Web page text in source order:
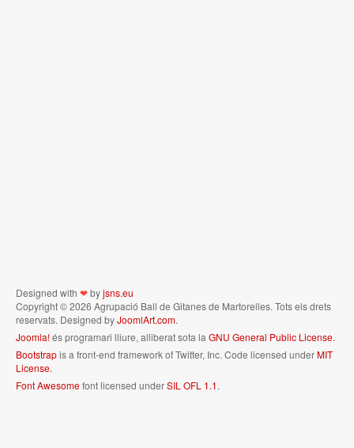
Designed with ❤byjsns.eu
Copyright © 2026 Agrupació Ball de Gitanes de Martorelles. Tots els drets
reservats. Designed byJoomlArt.com.
Joomla!és programari lliure, alliberat sota la GNU General Public License.
Bootstrapis a front-end framework of Twitter, Inc. Code licensed underMIT
License.
Font Awesomefont licensed underSIL OFL 1.1.